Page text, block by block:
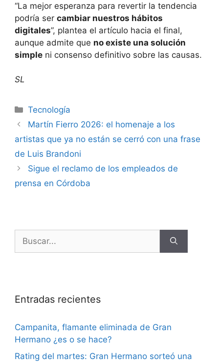
“La mejor esperanza para revertir la tendencia
podría ser cambiar nuestros hábitos
digitales”, plantea el artículo hacia el final,
aunque admite que no existe una solución
simple ni consenso definitivo sobre las causas.
SL
Tecnología
Martín Fierro 2026: el homenaje a los
artistas que ya no están se cerró con una frase
de Luis Brandoni
Sigue el reclamo de los empleados de
prensa en Córdoba
Entradas recientes
Campanita, flamante eliminada de Gran
Hermano ¿es o se hace?
Rating del martes: Gran Hermano sorteó una